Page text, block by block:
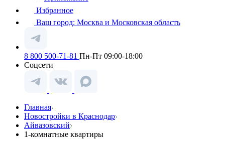
Избранное
Ваш город: Москва и Московская область
8 800 500-71-81 Пн-Пт 09:00-18:00
Соцсети
Главная
Новостройки в Краснодар
Айвазовский
1-комнатные квартиры